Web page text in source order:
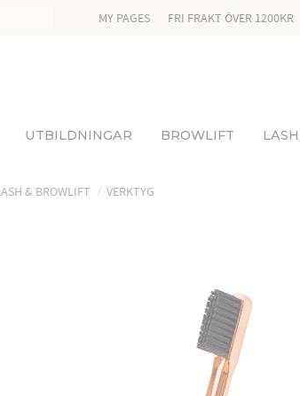
MY PAGES FRI FRAKT ÖVER 1200KR
UTBILDNINGAR BROWLIFT
& BROWLIFT VERKTYG